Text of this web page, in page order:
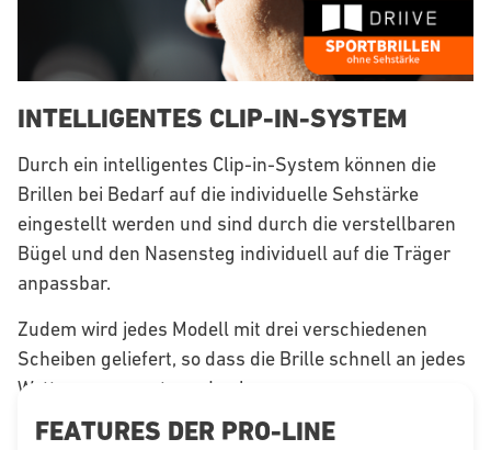
INTELLIGENTES CLIP-IN-SYSTEM
Durch ein intelligentes Clip-in-System können die
Brillen bei Bedarf auf die individuelle Sehstärke
eingestellt werden und sind durch die verstellbaren
Bügel und den Nasensteg individuell auf die Träger
anpassbar.
Zudem wird jedes Modell mit drei verschiedenen
Scheiben geliefert, so dass die Brille schnell an jedes
Wetter angepasst werden kann.
FEATURES DER PRO-LINE